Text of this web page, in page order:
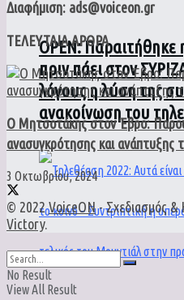
ΟPEN: Παραιτήθηκε
πριν πάει στον
λόγους η λύση της
ανακοίνωση του
Διαφήμιση: ads@voiceon.gr
ΤΕΛΕΥΤΑΙΑ ΑΡΘΡΑ
Ο Μητσοτάκης στον Έβρο:
ανασυγκρότησης και
3 Οκτωβρίου, 2024
© 2022VoiceON- Σχεδιασμός &
Victory.
No Result
View All Result